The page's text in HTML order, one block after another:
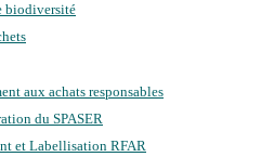
biodiversité
aux achats responsables
du SPASER
et Labellisation RFAR